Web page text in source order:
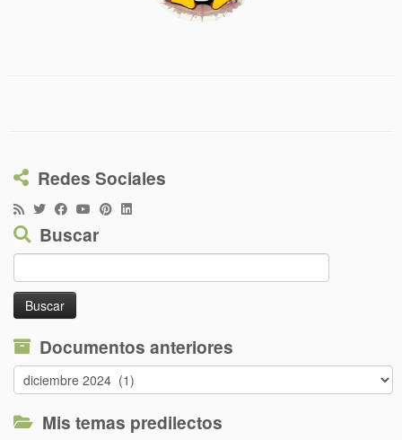
Redes Sociales
Buscar
Documentos anteriores
Documentos
anteriores
Mis temas predilectos